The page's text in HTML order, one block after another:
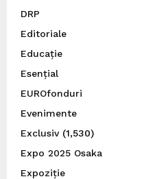
DRP
Editoriale
Educație
Esențial
EUROfonduri
Evenimente
Exclusiv(1,530)
Expo 2025 Osaka
Expoziție